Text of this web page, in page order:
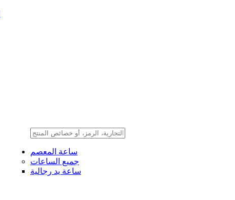
ساعة المعصم
جميع الساعات
ساعة يد رجالية